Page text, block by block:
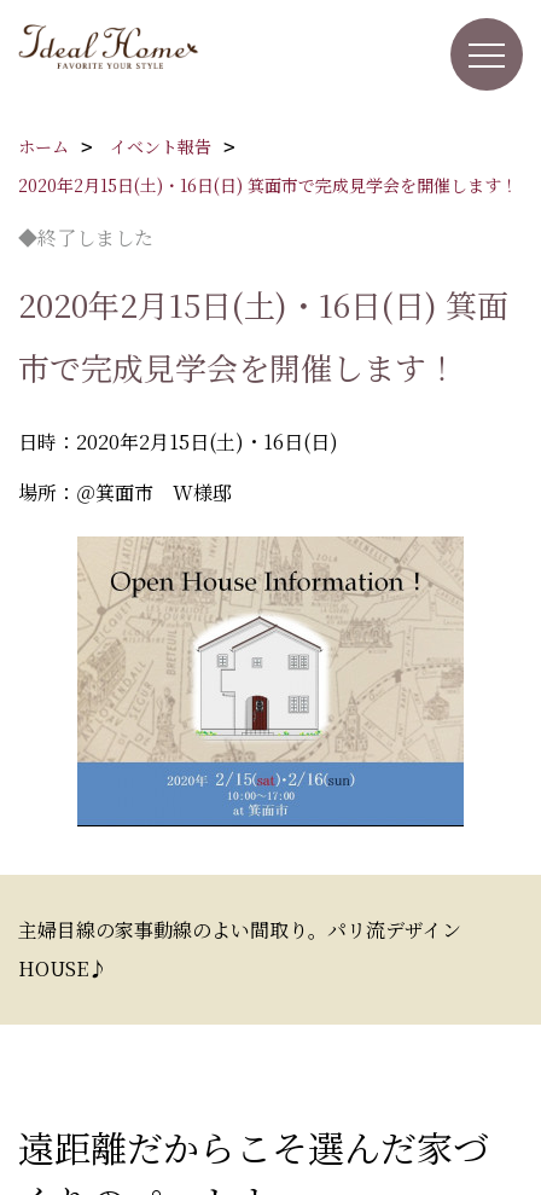
ホーム
イベント報告
2020年2月15日(土)・16日(日) 箕面市で完成見学会を開催します！
◆終了しました
2020年2月15日(土)・16日(日) 箕面
市で完成見学会を開催します！
日時：2020年2月15日(土)・16日(日)
場所：＠箕面市 W様邸
主婦目線の家事動線のよい間取り。パリ流デザイン
HOUSE♪
遠距離だからこそ選んだ家づ